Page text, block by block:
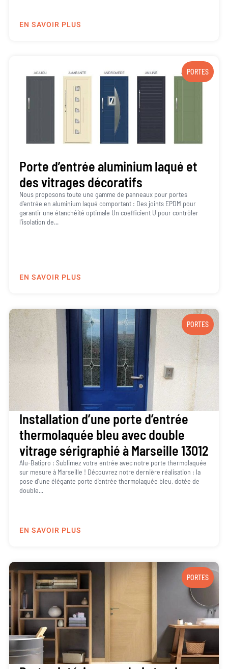
EN SAVOIR PLUS
PORTES
Porte d’entrée aluminium laqué et
des vitrages décoratifs
Nous proposons toute une gamme de panneaux pour portes
d’entrée en aluminium laqué comportant : Des joints EPDM pour
garantir une étanchéité optimale Un coefficient U pour contrôler
l’isolation de...
EN SAVOIR PLUS
PORTES
Installation d’une porte d’entrée
thermolaquée bleu avec double
vitrage sérigraphié à Marseille 13012
Alu-Batipro : Sublimez votre entrée avec notre porte thermolaquée
sur mesure à Marseille ! Découvrez notre dernière réalisation : la
pose d’une élégante porte d’entrée thermolaquée bleu, dotée de
double...
EN SAVOIR PLUS
PORTES